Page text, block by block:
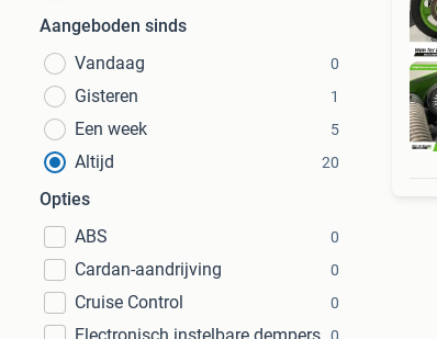
Aangeboden sinds
Vandaag
0
Gisteren 1
Een week 5
Altijd 20
Opties
ABS
0
Cardan-aandrijving 0
Cruise Control 0